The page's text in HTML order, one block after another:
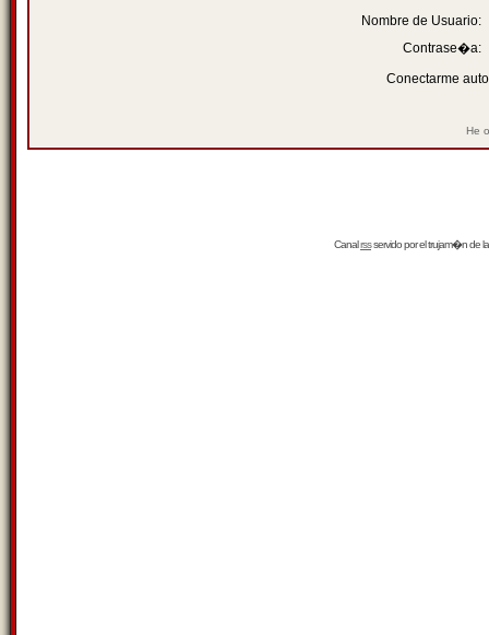
Nombre de Usuario:
Contrase�a:
Conectarme
He
Canalrssservido por eltrujam�nde